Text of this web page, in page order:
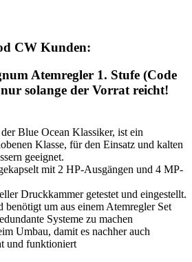
CW Kunden:
Atemregler 1. Stufe (Code
solange der Vorrat reicht!
Blue Ocean Klassiker, ist ein
Klasse, für den Einsatz und kalten
geeignet.
mit 2 HP-Ausgängen und 4 MP-
Druckkammer getestet und eingestellt.
benötigt um aus einem Atemregler Set
Systeme zu machen
Umbau, damit es nachher auch
und funktioniert